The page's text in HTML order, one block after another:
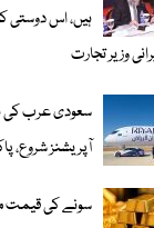
ہیں، اس دوستی
وزیر تجارت
سعودی عرب کی
آپریشنز شروع،
سونے کی قیمت